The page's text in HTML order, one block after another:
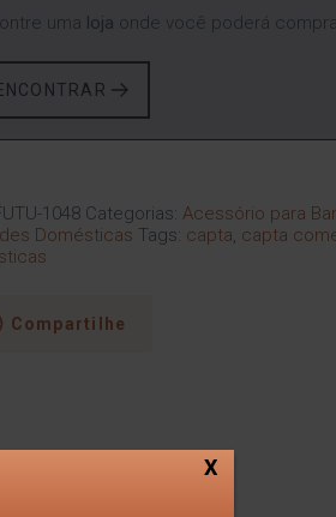
uma loja onde você poderá
1048 Categorias: Acessório para
Domésticas Tags: capta, capta
Compartilhe
X